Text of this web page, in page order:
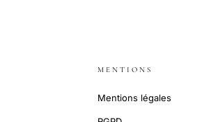
MENTIONS
Mentions légales